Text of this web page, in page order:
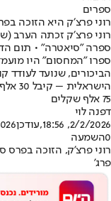
ספרים
רוני פרצ׳ק היא הזוכה
רוני פרצ׳ק זכתה הערב
ספרה "סיאטרה" • תום
ספרו ״המחסום״ היו
הביכורים, שנועד לעודד
75 אלף שקלים
דפנה לוי
2/2/2026, 18:56
,עודכן
0השמעה
רוני פרצ'ק, הזוכה בפרס
פרג'